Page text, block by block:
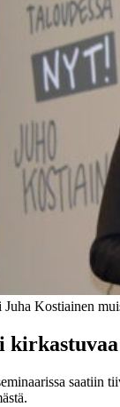
Kostiainen
kirkastuvaa
saatiin